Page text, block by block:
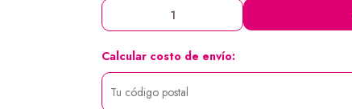
Calcular costo de envío: